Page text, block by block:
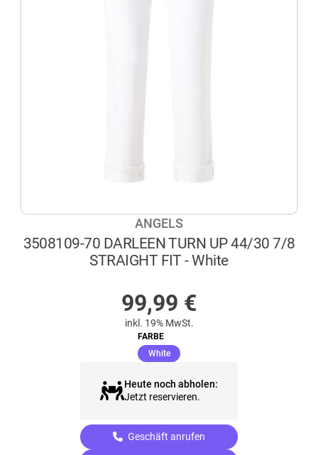
ANGELS
3508109-70 DARLEEN TURN UP 44/30 7/8
STRAIGHT FIT - White
99,99 €
inkl. 19% MwSt.
FARBE
White(ausgewählt)
Heute noch abholen:
Jetzt reservieren.
Geschäft anrufen